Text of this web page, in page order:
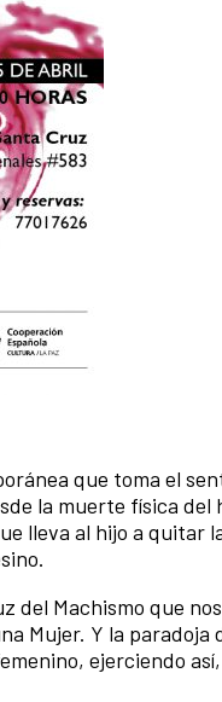
que toma el
la muerte física del
lleva al hijo a quitar
del Machismo que
Mujer. Y la paradoja
ejerciendo